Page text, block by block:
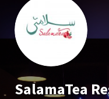
SalamaTea